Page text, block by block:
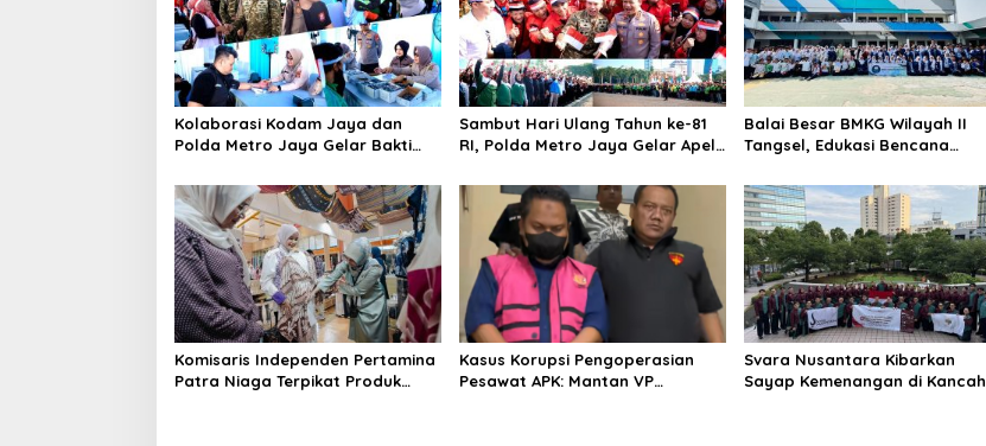
Kolaborasi Kodam Jaya dan
Polda Metro Jaya Gelar Bakti
Sambut Hari Ulang Tahun ke-81
RI, Polda Metro Jaya Gelar Apel
Balai Besar BMKG Wilayah II
Tangsel, Edukasi Bencana
kepada pelajar UPTD SMPN 23
Komisaris Independen Pertamina
Patra Niaga Terpikat Produk
Kasus Korupsi Pengoperasian
Pesawat APK: Mantan VP
Svara Nusantara Kibarkan
Sayap Kemenangan di Kancah